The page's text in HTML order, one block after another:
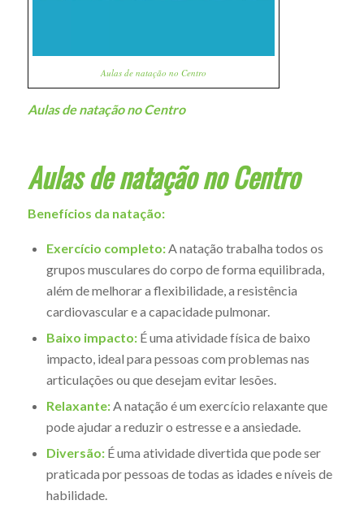
Aulas de natação no Centro
Aulas de natação no Centro
Aulas de natação no Centro
Benefícios da natação:
Exercício completo:A natação trabalha todos os
grupos musculares do corpo de forma equilibrada,
além de melhorar a flexibilidade, a resistência
cardiovascular e a capacidade pulmonar.
Baixo impacto:É uma atividade física de baixo
impacto, ideal para pessoas com problemas nas
articulações ou que desejam evitar lesões.
Relaxante:A natação é um exercício relaxante que
pode ajudar a reduzir o estresse e a ansiedade.
Diversão:É uma atividade divertida que pode ser
praticada por pessoas de todas as idades e níveis de
habilidade.